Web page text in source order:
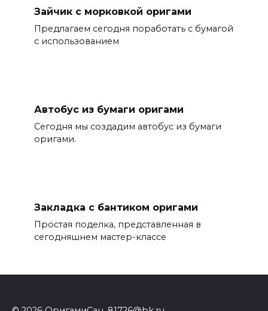
Зайчик с морковкой оригами
Предлагаем сегодня поработать с бумагой
с использованием
Автобус из бумаги оригами
Сегодня мы создадим автобус из бумаги
оригами.
Закладка с бантиком оригами
Простая поделка, представленная в
сегодняшнем мастер-классе